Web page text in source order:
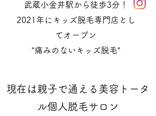
武蔵小金井駅から徒歩3分！
2021年にキッズ脱毛専門店とし
てオープン
​”痛みのないキッズ脱毛”
現在は親子で通える美容トータ
ル個人脱毛サロン